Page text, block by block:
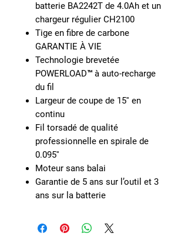
batterie BA2242T de 4.0Ah et un
chargeur régulier CH2100
Tige en fibre de carbone
GARANTIE À VIE
Technologie brevetée
POWERLOAD™ à auto-recharge
du fil
Largeur de coupe de 15'' en
continu
Fil torsadé de qualité
professionnelle en spirale de
0.095''
Moteur sans balai
Garantie de 5 ans sur l’outil et 3
ans sur la batterie